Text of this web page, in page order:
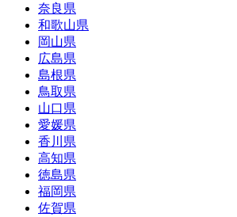
奈良県
和歌山県
岡山県
広島県
島根県
鳥取県
山口県
愛媛県
香川県
高知県
徳島県
福岡県
佐賀県